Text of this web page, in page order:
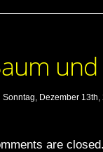
Sonntag, Dezember 13th,
are closed.